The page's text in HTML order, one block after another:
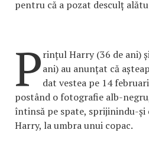
pentru că a pozat desculț
Prințul Harry (36 de ani)
ani) au anunțat că
dat vestea pe 14
postând o fotografie alb-
întinsă pe spate, sprijinindu-
Harry, la umbra unui copac.